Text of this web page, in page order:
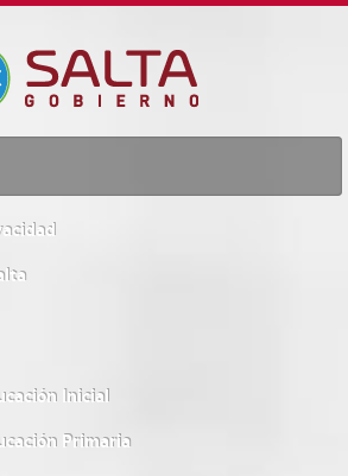
Inicial
Primaria